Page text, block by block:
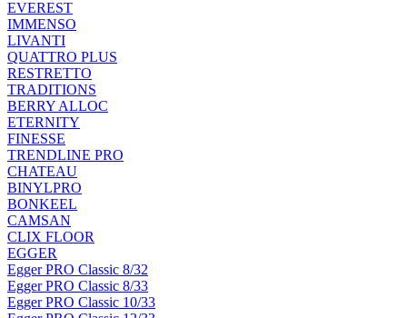
EVEREST
IMMENSO
LIVANTI
QUATTRO PLUS
RESTRETTO
TRADITIONS
BERRY ALLOC
ETERNITY
FINESSE
TRENDLINE PRO
CHATEAU
BINYLPRO
BONKEEL
CAMSAN
CLIX FLOOR
EGGER
Egger PRO Classic 8/32
Egger PRO Classic 8/33
Egger PRO Classic 10/33